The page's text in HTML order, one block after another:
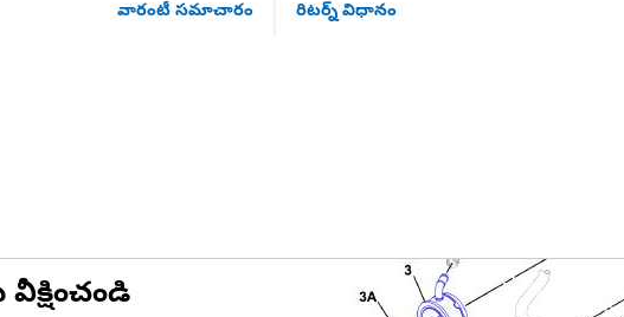
వారంటీ సమాచారం రిటర్న్ విధానం